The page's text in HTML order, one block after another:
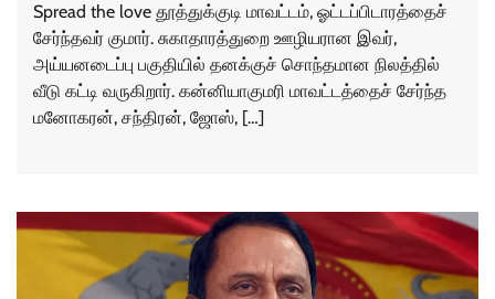
Spread the love தூத்துக்குடி மாவட்டம், ஓட்டப்பிடாரத்தைச்
சேர்ந்தவர் குமார். சுகாதாரத்துறை ஊழியரான இவர்,
அய்யனடைப்பு பகுதியில் தனக்குச் சொந்தமான நிலத்தில்
வீடு கட்டி வருகிறார். கன்னியாகுமரி மாவட்டத்தைச் சேர்ந்த
மனோகரன், சந்திரன், ஜோஸ், […]